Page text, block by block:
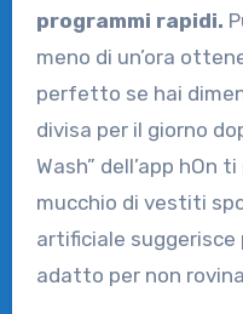
programmi rapidi.
meno di un’ora
perfetto se hai
divisa per il giorno
Wash” dell’app
mucchio di vestiti
artificiale suggerisce
adatto per non